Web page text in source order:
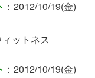
：2012/10/19(金)
ットネス
：2012/10/19(金)